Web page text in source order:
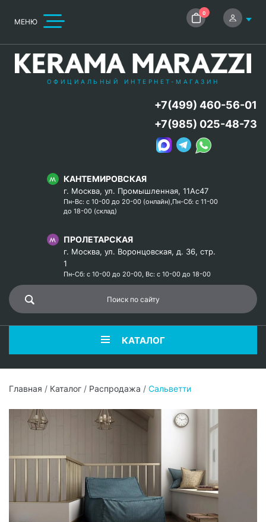
МЕНЮ
0
ОФИЦИАЛЬНЫЙ ИНТЕРНЕТ-МАГАЗИН
КАНТЕМИРОВСКАЯ
г. Москва, ул. Промышленная, 11Ас47
Пн-Вс: с 10-00 до 20-00 (онлайн),Пн-Сб: с 11-00
до 18-00 (склад)
ПРОЛЕТАРСКАЯ
г. Москва, ул. Воронцовская, д. 36, стр.
1
Пн-Сб: с 10-00 до 20-00, Вс: с 10-00 до 18-00
+7(499) 460-56-01
+7(985) 025-48-73
КАТАЛОГ
Главная / Каталог / Распродажа / Сальветти